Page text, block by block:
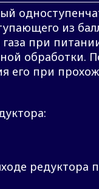
из
при
обработки.
его при
редуктора